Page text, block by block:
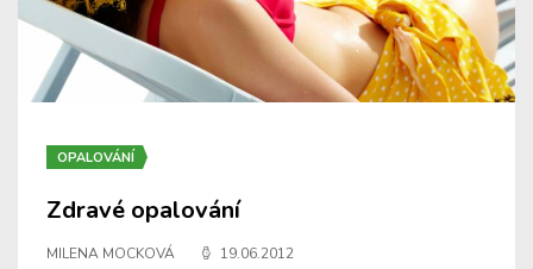
OPALOVÁNÍ
Zdravé opalování
MILENA MOCKOVÁ 19.06.2012